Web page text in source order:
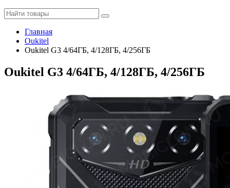
Главная
Oukitel
Oukitel G3 4/64ГБ, 4/128ГБ, 4/256ГБ
Oukitel G3 4/64ГБ, 4/128ГБ, 4/256ГБ